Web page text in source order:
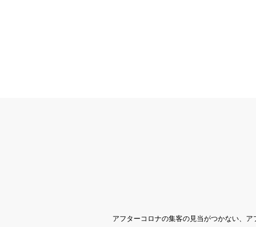
アフターコロナの集客の見当がつかない、